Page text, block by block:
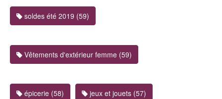
soldes été 2019 (59)
Vêtements d'extérieur femme (59)
épicerie (58) jeux et jouets (57)